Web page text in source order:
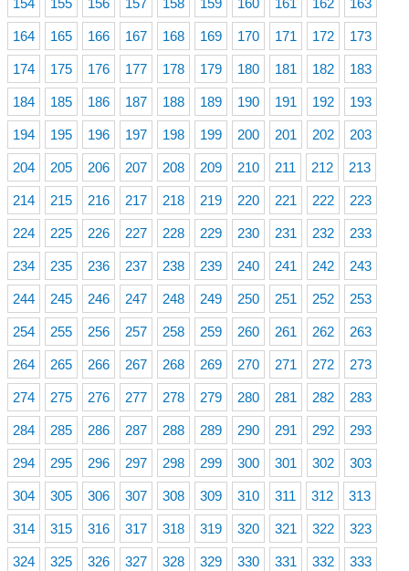
154 155 156 157 158 159 160 161 162 163
164 165 166 167 168 169 170 171 172 173
174 175 176 177 178 179 180 181 182 183
184 185 186 187 188 189 190 191 192 193
194 195 196 197 198 199 200 201 202 203
204 205 206 207 208 209 210 211 212 213
214 215 216 217 218 219 220 221 222 223
224 225 226 227 228 229 230 231 232 233
234 235 236 237 238 239 240 241 242 243
244 245 246 247 248 249 250 251 252 253
254 255 256 257 258 259 260 261 262 263
264 265 266 267 268 269 270 271 272 273
274 275 276 277 278 279 280 281 282 283
284 285 286 287 288 289 290 291 292 293
294 295 296 297 298 299 300 301 302 303
304 305 306 307 308 309 310 311 312 313
314 315 316 317 318 319 320 321 322 323
324 325 326 327 328 329 330 331 332 333